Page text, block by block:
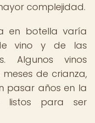
complejidad.
en botella varía
vino y de las
Algunos vinos
de crianza,
pasar años en la
listos para ser